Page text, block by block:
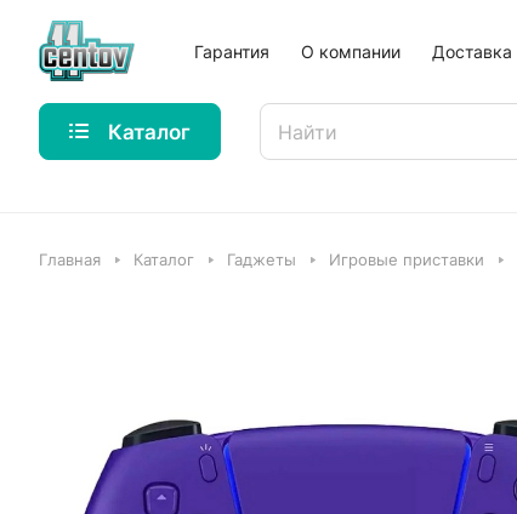
Гарантия О компании Доставка
Каталог
Главная Каталог Гаджеты Игровые приставки